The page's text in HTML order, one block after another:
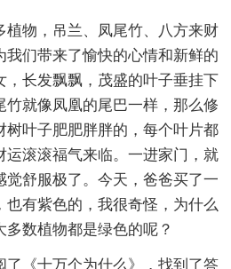
植物，吊兰、凤尾竹、八方来财
们带来了愉快的心情和新鲜的
，长发飘飘，茂盛的叶子垂挂下
竹就像凤凰的尾巴一样，那么修
树叶子肥肥胖胖的，每个叶片都
运滚滚福气来临。一进家门，就
觉舒服极了。今天，爸爸买了一
有紫色的，我很奇怪，为什么
数植物都是绿色的呢？
了《十万个为什么》，找到了答